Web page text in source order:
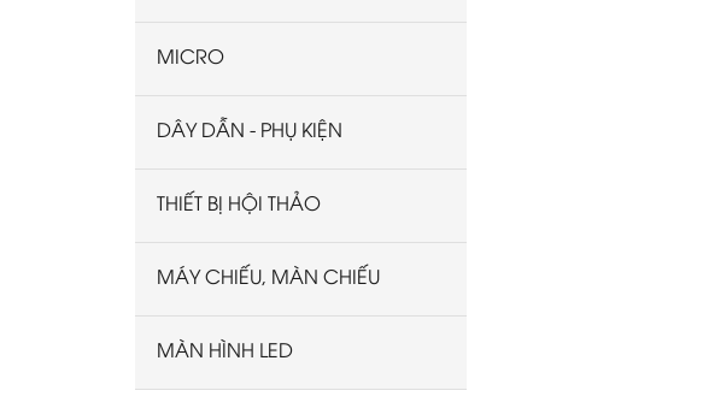
MICRO
DÂY DẪN - PHỤ KIỆN
THIẾT BỊ HỘI THẢO
MÁY CHIẾU, MÀN CHIẾU
MÀN HÌNH LED